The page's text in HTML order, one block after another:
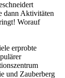
dann Aktivitäten
Worauf
erprobte
und Zauberberg